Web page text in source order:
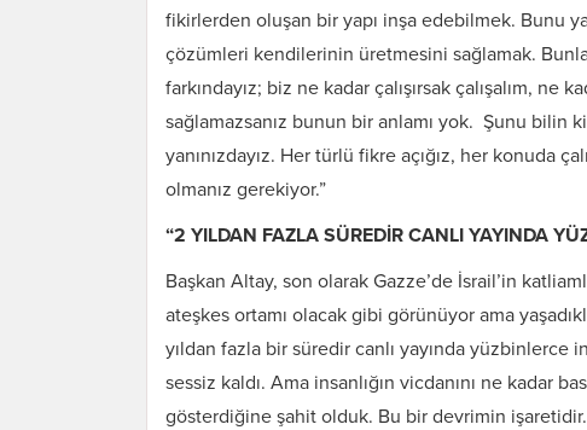
fikirlerden oluşan bir yapı inşa edebilmek. Bunu
çözümleri kendilerinin üretmesini sağlamak.
farkındayız; biz ne kadar çalışırsak çalışalım, ne
sağlamazsanız bunun bir anlamı yok. Şunu bilin
yanınızdayız. Her türlü fikre açığız, her konuda
olmanız gerekiyor.”
“2 YILDAN FAZLA SÜREDİR CANLI YAYINDA
Başkan Altay, son olarak Gazze’de İsrail’in
ateşkes ortamı olacak gibi görünüyor ama
yıldan fazla bir süredir canlı yayında
sessiz kaldı. Ama insanlığın vicdanını ne kadar
gösterdiğine şahit olduk. Bu bir devrimin